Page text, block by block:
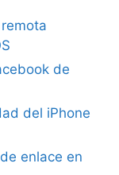
de
del iPhone
enlace en